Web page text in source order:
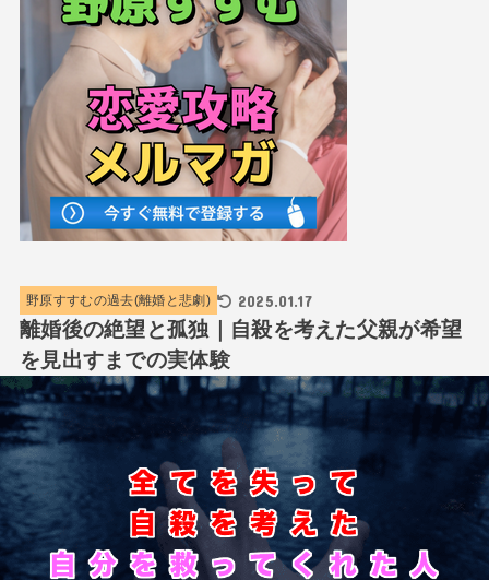
野原すすむの過去(離婚と悲劇) 2025.01.17
離婚後の絶望と孤独｜自殺を考えた父親が希望
を見出すまでの実体験